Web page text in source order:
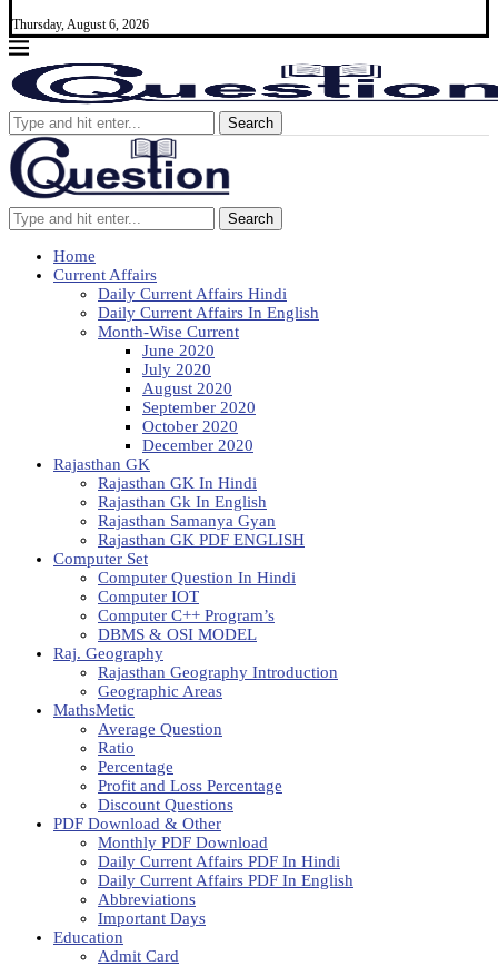
Thursday, August 6, 2026
Search
Search
Home
Current Affairs
Daily Current Affairs Hindi
Daily Current Affairs In English
Month-Wise Current
June 2020
July 2020
August 2020
September 2020
October 2020
December 2020
Rajasthan GK
Rajasthan GK In Hindi
Rajasthan Gk In English
Rajasthan Samanya Gyan
Rajasthan GK PDF ENGLISH
Computer Set
Computer Question In Hindi
Computer IOT
Computer C++ Program’s
DBMS & OSI MODEL
Raj. Geography
Rajasthan Geography Introduction
Geographic Areas
MathsMetic
Average Question
Ratio
Percentage
Profit and Loss Percentage
Discount Questions
PDF Download & Other
Monthly PDF Download
Daily Current Affairs PDF In Hindi
Daily Current Affairs PDF In English
Abbreviations
Important Days
Education
Admit Card